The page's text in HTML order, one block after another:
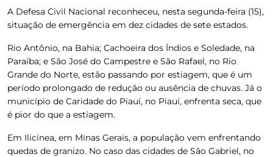
A Defesa Civil Nacional reconheceu, nesta segunda-feira (15),
situação de emergência em dez cidades de sete estados.
Rio Antônio, na Bahia; Cachoeira dos Índios e Soledade, na
Paraíba; e São José do Campestre e São Rafael, no Rio
Grande do Norte, estão passando por estiagem, que é um
período prolongado de redução ou ausência de chuvas. Já o
município de Caridade do Piauí, no Piauí, enfrenta seca, que
é pior do que a estiagem.
Em Ilicínea, em Minas Gerais, a população vem enfrentando
quedas de granizo. No caso das cidades de São Gabriel, no